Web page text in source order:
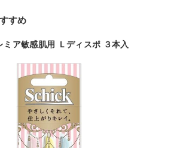
すめ
ア敏感肌用 Ｌディスポ ３本入